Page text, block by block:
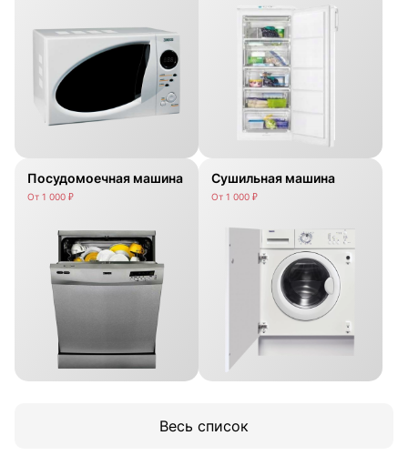
Посудомоечная машина
От 1 000 ₽
Сушильная машина
От 1 000 ₽
Весь список